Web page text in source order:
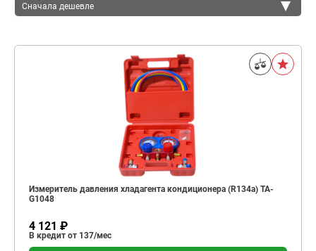
Сначала дешевле
Измеритель давления хладагента кондиционера (R134a) TA-
G1048
4 121 ₽
В кредит от 137/мес